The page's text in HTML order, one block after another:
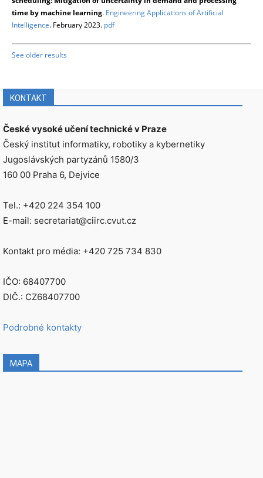
time by machine learning. Engineering Applications of Artificial
Intelligence. February 2023. pdf
See older results
KONTAKT
České vysoké učení technické v Praze
Český institut informatiky, robotiky a kybernetiky
Jugoslávských partyzánů 1580/3
160 00 Praha 6, Dejvice
Tel.: +420 224 354 100
E-mail: secretariat@ciirc.cvut.cz
Kontakt pro média: +420 725 734 830
IČO: 68407700
DIČ.: CZ68407700
Podrobné kontakty
MAPA